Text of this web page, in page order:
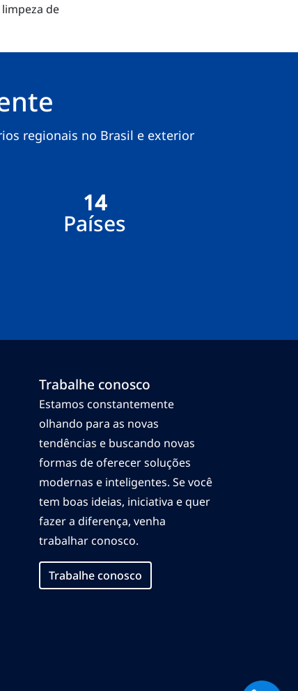
de
regionais no Brasil e exterior
14
Países
Trabalhe conosco
Estamos constantemente
olhando para as novas
tendências e buscando novas
formas de oferecer soluções
modernas e inteligentes. Se você
tem boas ideias, iniciativa e quer
fazer a diferença, venha
trabalhar conosco.
Trabalhe conosco